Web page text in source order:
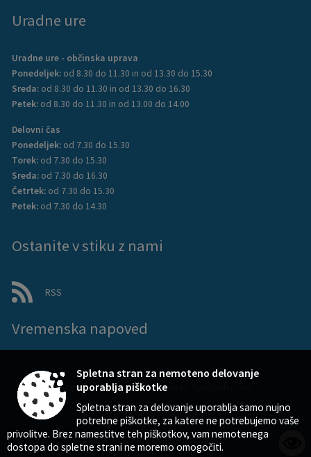
Uradne ure
Uradne ure - občinska uprava
Ponedeljek: od 8.30 do 11.30 in od 13.30 do 15.30
Sreda: od 8.30 do 11.30 in od 13.30 do 16.30
Petek: od 8.30 do 11.30 in od 13.00 do 14.00
Delovni čas
Ponedeljek: od 7.30 do 15.30
Torek: od 7.30 do 15.30
Sreda: od 7.30 do 16.30
Četrtek: od 7.30 do 15.30
Petek: od 7.30 do 14.30
Ostanite v stiku z nami
RSS
Vremenska napoved
Zasnova, izvedba in vzdrževanje: Sigmateh d.o.o.
Splošni pogoji spletne strani |
Center za varstvo osebnih podatkov |
Spletna stran za nemoteno delovanje
uporablja piškotke
Spletna stran za delovanje uporablja samo nujno
potrebne piškotke, za katere ne potrebujemo vaše
privolitve. Brez namestitve teh piškotkov, vam nemotenega
dostopa do spletne strani ne moremo omogočiti.